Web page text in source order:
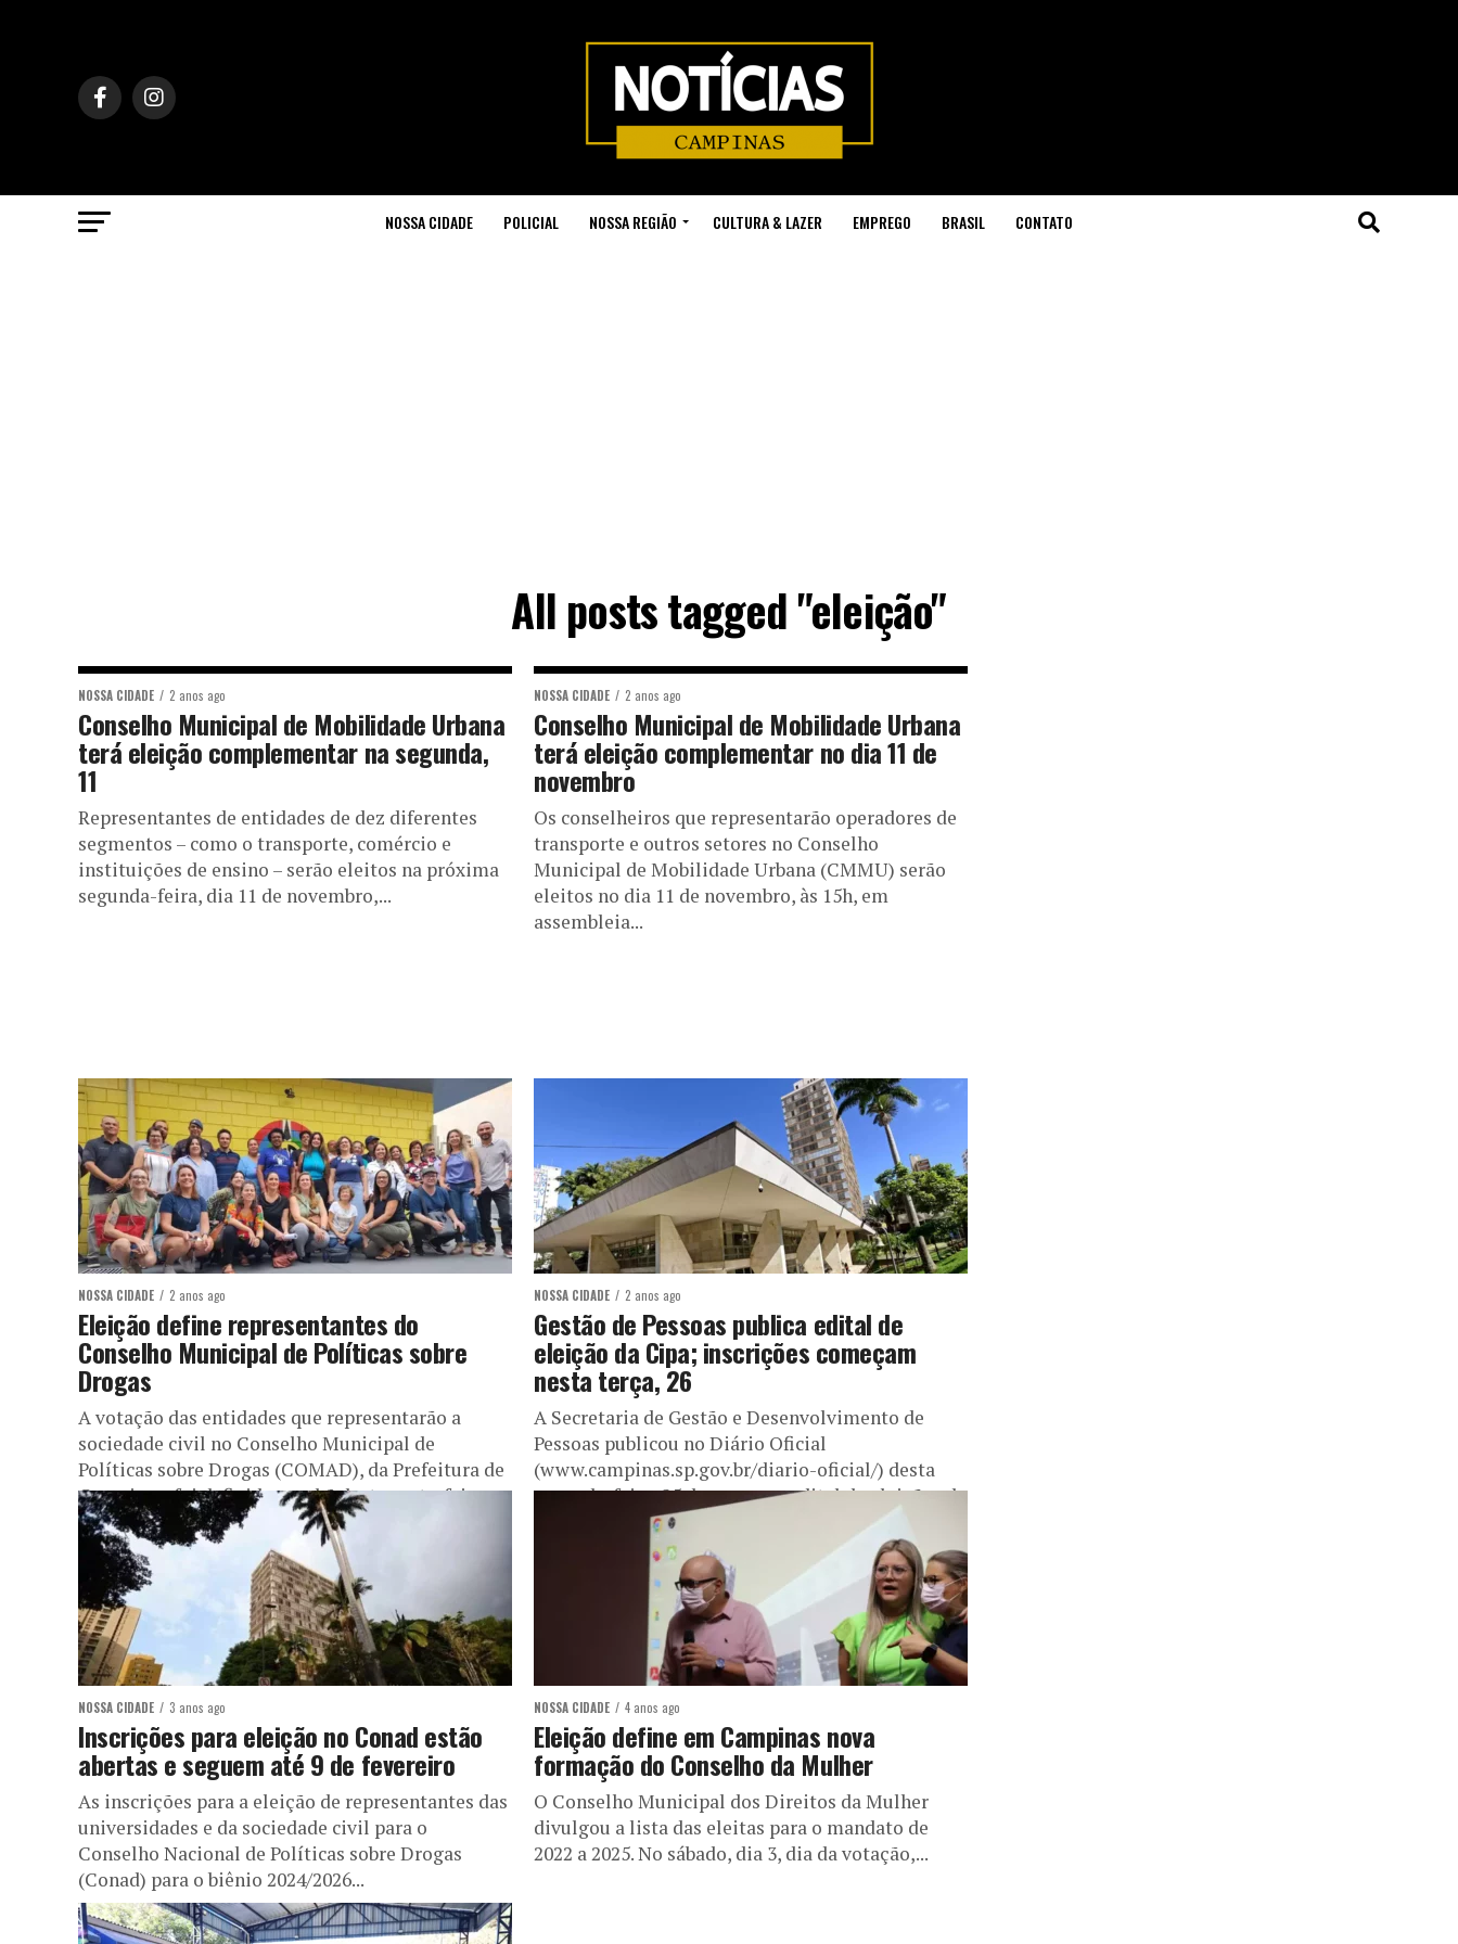
NOSSA CIDADE POLICIAL NOSSA REGIÃO CULTURA & LAZER EMPREGO BRASIL CONTATO
All posts tagged "eleição"
NOSSA CIDADE 2 anos ago
Conselho Municipal de Mobilidade Urbana
terá eleição complementar na segunda,
11
Representantes de entidades de dez diferentes
segmentos – como o transporte, comércio e
instituições de ensino – serão eleitos na próxima
segunda-feira, dia 11 de novembro,...
NOSSA CIDADE 2 anos ago
Conselho Municipal de Mobilidade Urbana
terá eleição complementar no dia 11 de
novembro
Os conselheiros que representarão operadores de
transporte e outros setores no Conselho
Municipal de Mobilidade Urbana (CMMU) serão
eleitos no dia 11 de novembro, às 15h, em
assembleia...
NOSSA CIDADE 2 anos ago
Eleição define representantes do
Conselho Municipal de Políticas sobre
Drogas
A votação das entidades que representarão a
sociedade civil no Conselho Municipal de
Políticas sobre Drogas (COMAD), da Prefeitura de
Campinas, foi definida manhã desta sexta-feira,...
NOSSA CIDADE 2 anos ago
Gestão de Pessoas publica edital de
eleição da Cipa; inscrições começam
nesta terça, 26
A Secretaria de Gestão e Desenvolvimento de
Pessoas publicou no Diário Oficial
(www.campinas.sp.gov.br/diario-oficial/) desta
segunda-feira, 25 de março, o edital de eleições da
Cipa (Comissão Interna...
NOSSA CIDADE 3 anos ago
Inscrições para eleição no Conad estão
abertas e seguem até 9 de fevereiro
As inscrições para a eleição de representantes das
universidades e da sociedade civil para o
Conselho Nacional de Políticas sobre Drogas
(Conad) para o biênio 2024/2026...
NOSSA CIDADE 4 anos ago
Eleição define em Campinas nova
formação do Conselho da Mulher
O Conselho Municipal dos Direitos da Mulher
divulgou a lista das eleitas para o mandato de
2022 a 2025. No sábado, dia 3, dia da votação,...